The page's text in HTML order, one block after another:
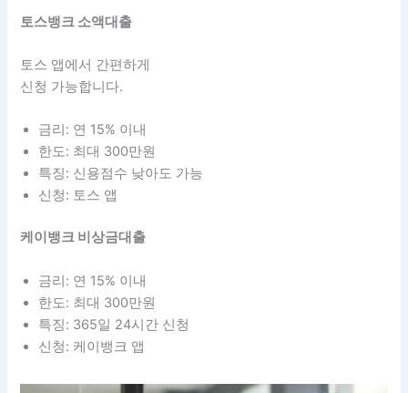
토스뱅크 소액대출
토스 앱에서 간편하게
신청 가능합니다.
금리: 연 15% 이내
한도: 최대 300만원
특징: 신용점수 낮아도 가능
신청: 토스 앱
케이뱅크 비상금대출
금리: 연 15% 이내
한도: 최대 300만원
특징: 365일 24시간 신청
신청: 케이뱅크 앱